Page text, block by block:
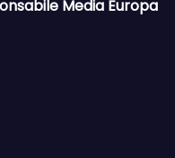
Media Europa